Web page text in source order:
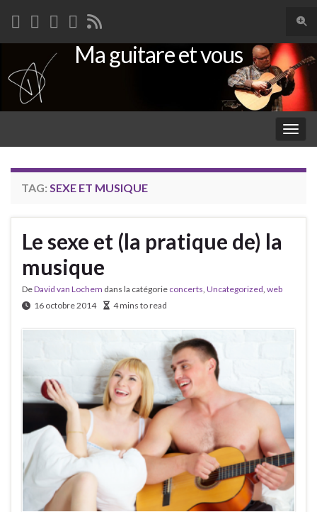
Search for:
Ma guitare et vous
TAG: SEXE ET MUSIQUE
Le sexe et (la pratique de) la
musique
DeDavid van Lochem dans la catégorie concerts Uncategorized web
16 octobre 2014
4 mins to read